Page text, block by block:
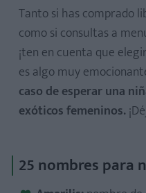
Tanto si has comprado
como si consultas a
¡ten en cuenta que
es algo muy
caso de esperar una
exóticos femeninos.
25 nombres para